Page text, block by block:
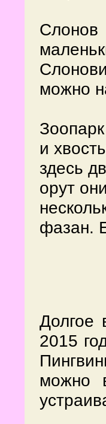
можно
и
здесь
орут
фазан.
Долгое
2015
можно